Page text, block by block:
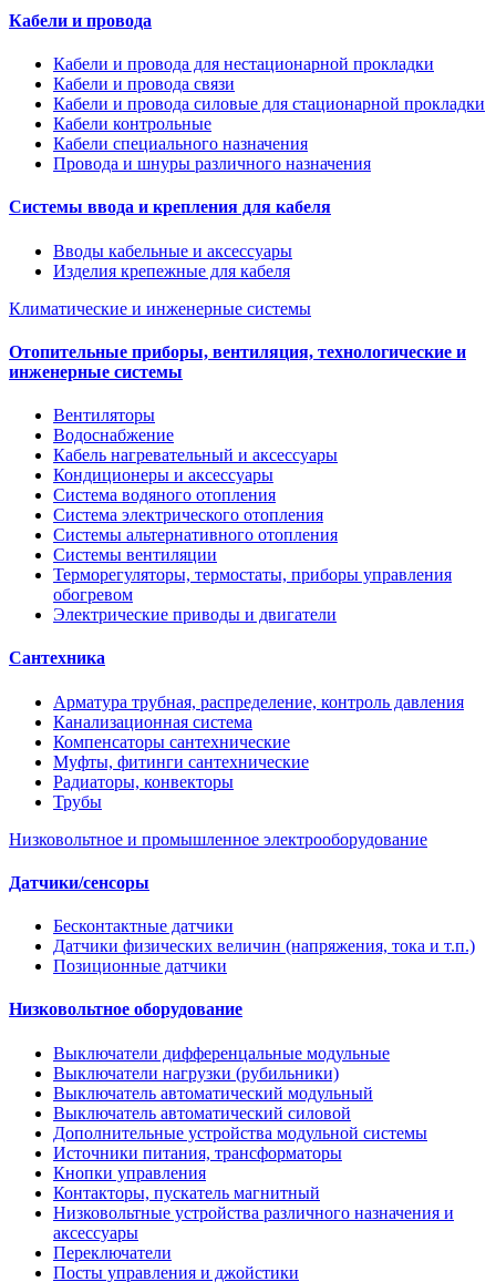
Кабели и провода
Кабели и провода для нестационарной прокладки
Кабели и провода связи
Кабели и провода силовые для стационарной прокладки
Кабели контрольные
Кабели специального назначения
Провода и шнуры различного назначения
Системы ввода и крепления для кабеля
Вводы кабельные и аксессуары
Изделия крепежные для кабеля
Климатические и инженерные системы
Отопительные приборы, вентиляция, технологические и
инженерные системы
Вентиляторы
Водоснабжение
Кабель нагревательный и аксессуары
Кондиционеры и аксессуары
Система водяного отопления
Система электрического отопления
Системы альтернативного отопления
Системы вентиляции
Терморегуляторы, термостаты, приборы управления
обогревом
Электрические приводы и двигатели
Сантехника
Арматура трубная, распределение, контроль давления
Канализационная система
Компенсаторы сантехнические
Муфты, фитинги сантехнические
Радиаторы, конвекторы
Трубы
Низковольтное и промышленное электрооборудование
Датчики/сенсоры
Бесконтактные датчики
Датчики физических величин (напряжения, тока и т.п.)
Позиционные датчики
Низковольтное оборудование
Выключатели дифференцальные модульные
Выключатели нагрузки (рубильники)
Выключатель автоматический модульный
Выключатель автоматический силовой
Дополнительные устройства модульной системы
Источники питания, трансформаторы
Кнопки управления
Контакторы, пускатель магнитный
Низковольтные устройства различного назначения и
аксессуары
Переключатели
Посты управления и джойстики